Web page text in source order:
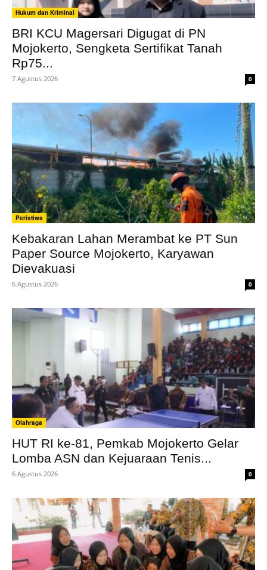
Hukum dan Kriminal
BRI KCU Magersari Digugat di PN
Mojokerto, Sengketa Sertifikat Tanah
Rp75...
7 Agustus 2026 0
Peristiwa
Kebakaran Lahan Merambat ke PT Sun
Paper Source Mojokerto, Karyawan
Dievakuasi
6 Agustus 2026 0
Olahraga
HUT RI ke-81, Pemkab Mojokerto Gelar
Lomba ASN dan Kejuaraan Tenis...
6 Agustus 2026 0